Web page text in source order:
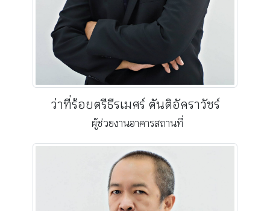
ว่าที่ร้อยตรีธีรเมศร์ ตันติอัคราวัชร์
ผู้ช่วยงานอาคารสถานที่